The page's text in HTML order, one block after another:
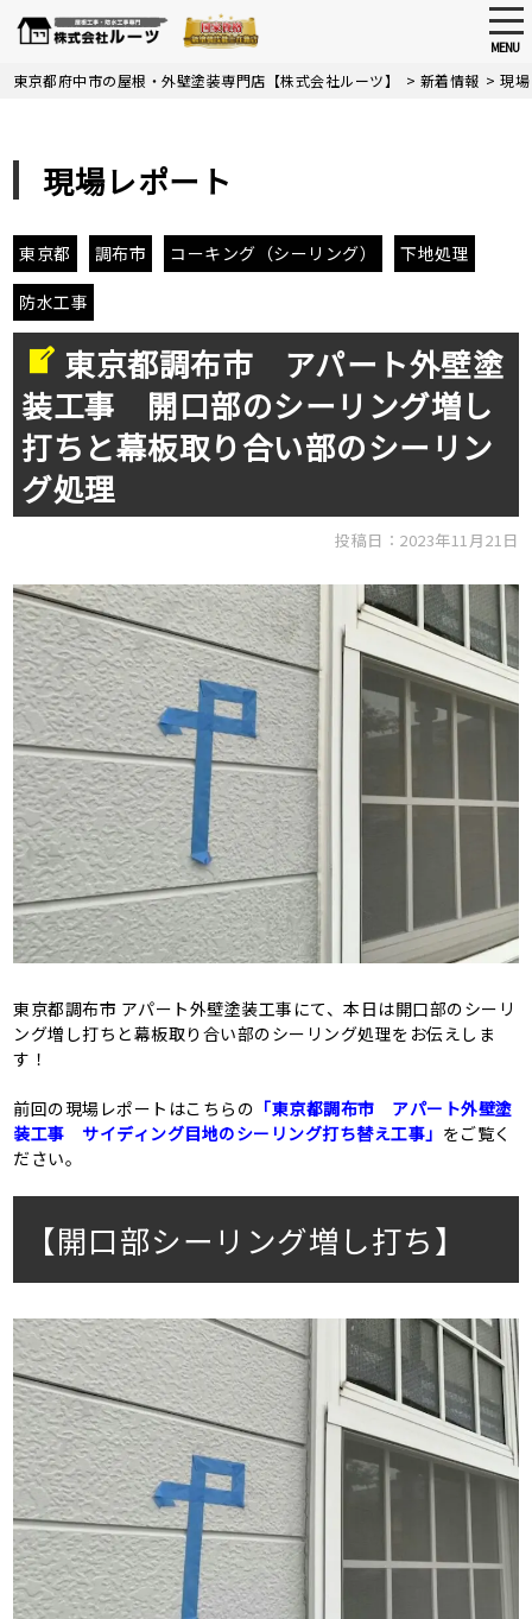
Skip
MENU
東京都府中市の屋根・外壁塗装専門店【株式会社ルーツ】 > 新着情報 >現
現場レポート
東京都 調布市 コーキング（シーリング） 下地処理
防水工事
東京都調布市 アパート外壁塗
装工事 開口部のシーリング増し
打ちと幕板取り合い部のシーリン
グ処理
投稿日：2023年11月21日
東京都調布市 アパート外壁塗装工事にて、本日は開口部のシーリ
ング増し打ちと幕板取り合い部のシーリング処理をお伝えしま
す！
前回の現場レポートはこちらの 「東京都調布市 アパート外壁塗
装工事 サイディング目地のシーリング打ち替え工事」 をご覧く
ださい。
【開口部シーリング増し打ち】